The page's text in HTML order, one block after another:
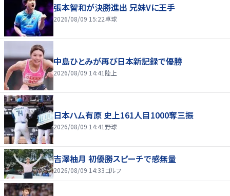
張本智和が決勝進出 兄妹Vに王手
2026/08/09 15:22卓球
中島ひとみが再び日本新記録で優勝
2026/08/09 14:41 陸上
日本ハム有原 史上161人目1000奪三振
2026/08/09 14:41 野球
吉澤柚月 初優勝スピーチで感無量
2026/08/09 14:33ゴルフ